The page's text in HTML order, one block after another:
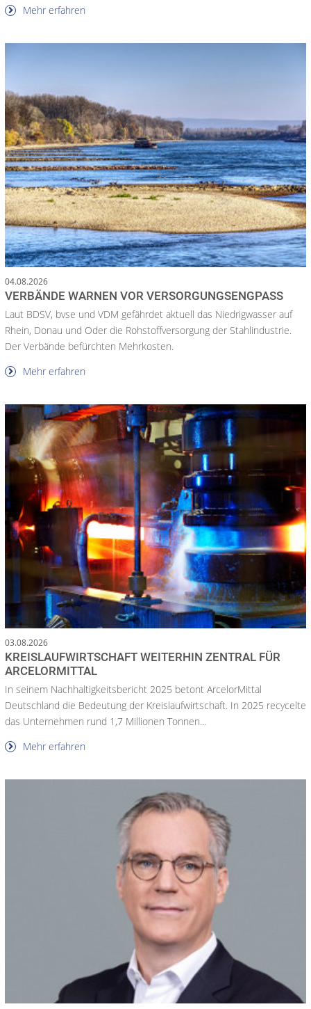
Mehr erfahren
04.08.2026
VERBÄNDE WARNEN VOR VERSORGUNGSENGPASS
Laut BDSV, bvse und VDM gefährdet aktuell das Niedrigwasser auf
Rhein, Donau und Oder die Rohstoffversorgung der Stahlindustrie.
Der Verbände befürchten Mehrkosten.
Mehr erfahren
03.08.2026
KREISLAUFWIRTSCHAFT WEITERHIN ZENTRAL FÜR
ARCELORMITTAL
In seinem Nachhaltigkeitsbericht 2025 betont ArcelorMittal
Deutschland die Bedeutung der Kreislaufwirtschaft. In 2025 recycelte
das Unternehmen rund 1,7 Millionen Tonnen...
Mehr erfahren